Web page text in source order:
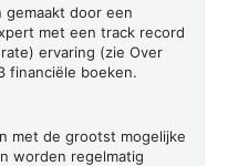
gemaakt door een
met een track record
ervaring (zie Over
financiële boeken.
met de grootst mogelijke
worden regelmatig